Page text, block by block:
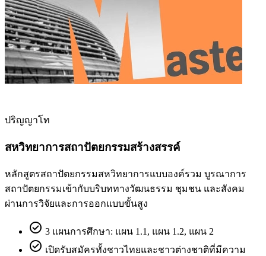
ปริญญาโท
สหวิทยาการสถาปัตยกรรมสร้างสรรค์
หลักสูตรสถาปัตยกรรมสหวิทยาการแบบองค์รวม บูรณาการ
สถาปัตยกรรมเข้ากับบริบททางวัฒนธรรม ชุมชน และสังคม
ผ่านการวิจัยและการออกแบบขั้นสูง
check_circle 3 แผนการศึกษา: แผน 1.1, แผน 1.2, แผน 2
check_circle เปิดรับสมัครทั้งชาวไทยและชาวต่างชาติที่มีความ